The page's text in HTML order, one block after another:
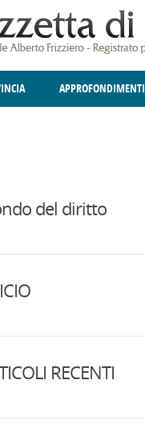
APPROFONDIMENTI
del diritto
RECENTI